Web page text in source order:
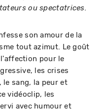
ou spectatrices.
son amour de la
tout azimut. Le goût
pour le
les crises
sang, la peur et
vidéoclip, les
avec humour et